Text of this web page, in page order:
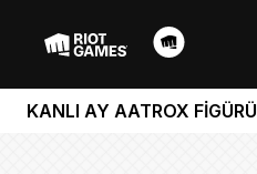
KANLI AY AATROX FİGÜRÜ